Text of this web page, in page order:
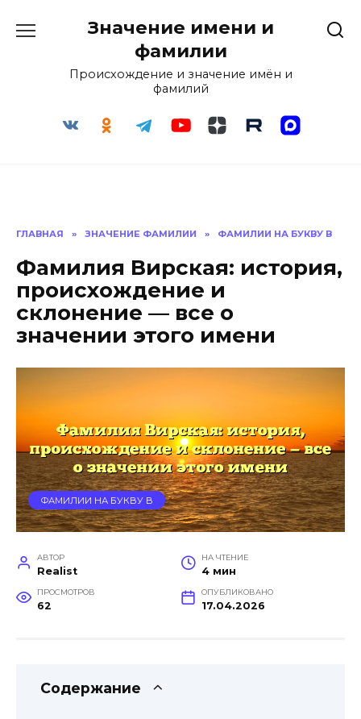
Значение имени и
фамилии
Происхождение и значение имён и
фамилий
ГЛАВНАЯ » ЗНАЧЕНИЕ ФАМИЛИИ » ФАМИЛИИ НА БУКВУ В
Фамилия Вирская: история,
происхождение и
склонение — все о
значении этого имени
ФАМИЛИИ НА БУКВУ В
АВТОР
Realist
НА ЧТЕНИЕ
4 мин
ПРОСМОТРОВ
62
ОПУБЛИКОВАНО
17.04.2026
Содержание